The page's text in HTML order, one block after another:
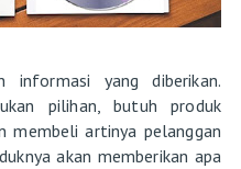
informasi yang diberikan.
pilihan, butuh produk
membeli artinya pelanggan
akan memberikan apa